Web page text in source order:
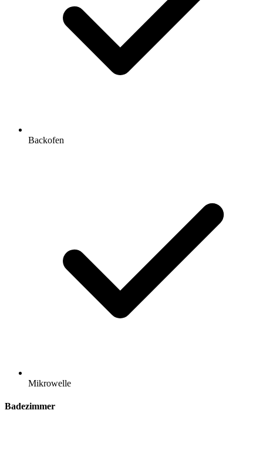
Backofen
Mikrowelle
Badezimmer